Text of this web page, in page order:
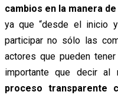
cambios en la manera
ya que “desde el inicio
participar no sólo las
actores que pueden
importante que decir al
proceso transparente